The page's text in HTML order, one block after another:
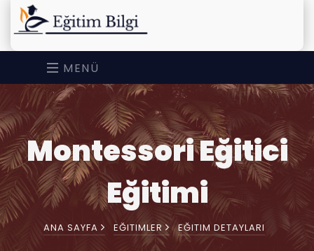
MENÜ
Montessori Eğitici
Eğitimi
ANA SAYFA EĞITIMLER EĞITIM DETAYLARI